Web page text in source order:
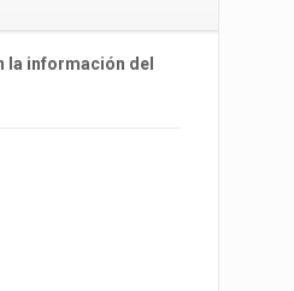
la información del